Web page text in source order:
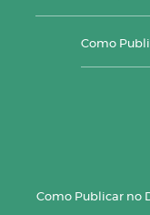
Como
Como Publicar no